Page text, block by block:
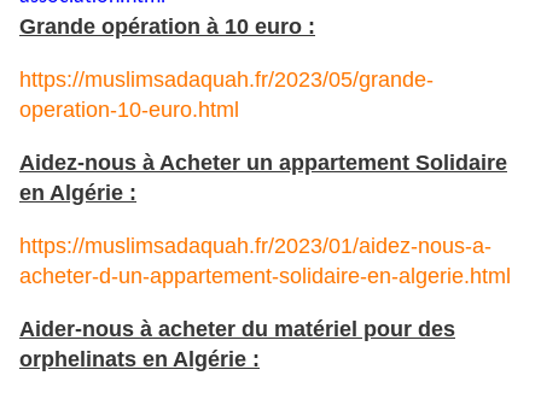
Grande opération à 10 euro :
https://muslimsadaquah.fr/2023/05/grande-
operation-10-euro.html
Aidez-nous à Acheter un appartement Solidaire
en Algérie :
https://muslimsadaquah.fr/2023/01/aidez-nous-a-
acheter-d-un-appartement-solidaire-en-algerie.html
Aider-nous à acheter du matériel pour des
orphelinats en Algérie :